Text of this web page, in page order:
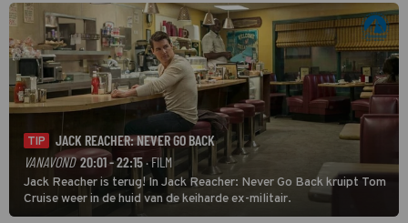
TIP
JACK REACHER: NEVER GO BACK
VANAVOND 20:01 - 22:15· FILM
Jack Reacher is terug! In Jack Reacher: Never Go Back kruipt Tom
Cruise weer in de huid van de keiharde ex-militair.